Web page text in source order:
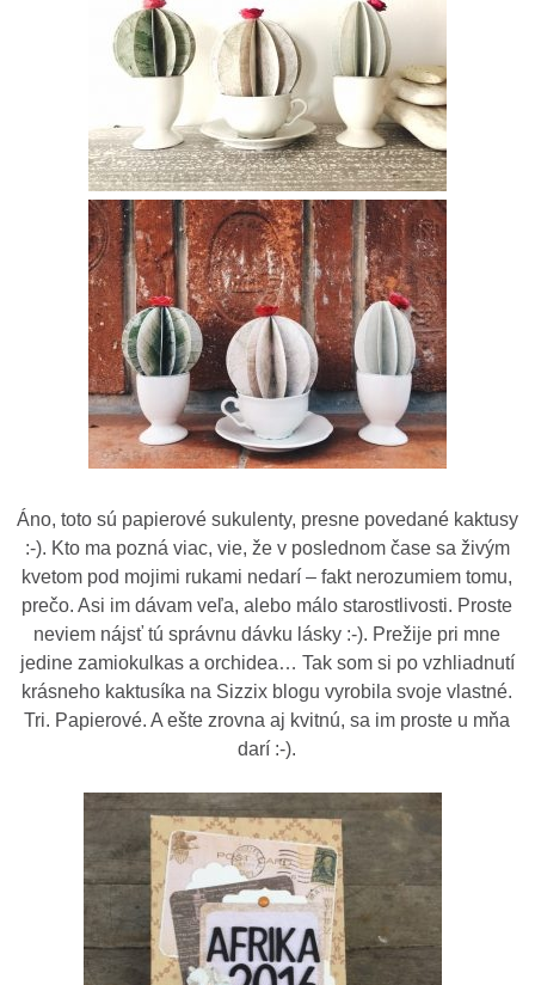
Áno, toto sú papierové sukulenty, presne povedané kaktusy
:-). Kto ma pozná viac, vie, že v poslednom čase sa živým
kvetom pod mojimi rukami nedarí – fakt nerozumiem tomu,
prečo. Asi im dávam veľa, alebo málo starostlivosti. Proste
neviem nájsť tú správnu dávku lásky :-). Prežije pri mne
jedine zamiokulkas a orchidea… Tak som si po vzhliadnutí
krásneho kaktusíka na Sizzix blogu vyrobila svoje vlastné.
Tri. Papierové. A ešte zrovna aj kvitnú, sa im proste u mňa
darí :-).